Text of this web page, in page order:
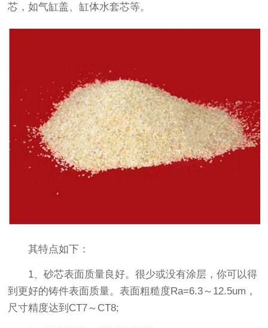
芯，如气缸盖、缸体水套芯等。
其特点如下：
1、砂芯表面质量良好。很少或没有涂层，你可以得
到更好的铸件表面质量。表面粗糙度Ra=6.3～12.5um，
尺寸精度达到CT7～CT8;